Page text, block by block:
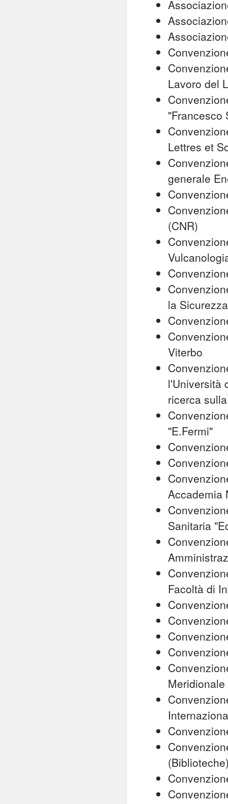
Lavoro del
"Francesco
Lettres et
generale
(CNR)
la
Viterbo
l'Università
ricerca
"E.Fermi"
Accademia
Sanitaria
Facoltà di
Meridionale